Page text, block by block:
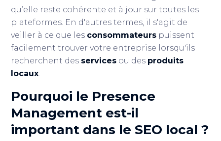
qu’elle reste cohérente et à jour sur toutes les
plateformes. En d'autres termes, il s'agit de
veiller à ce que les consommateurs puissent
facilement trouver votre entreprise lorsqu'ils
recherchent des services ou des produits
locaux.
Pourquoi le Presence
Management est-il
important dans leSEO local ?